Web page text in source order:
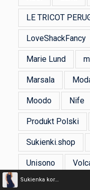
Sukienka koronkowa z cekinami
LE TRICOT
LoveShackFancy
Marie Lund
Marsala
Moodo Nife
Produkt Polski
Sukienki.shop
Unisono